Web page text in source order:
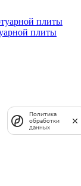
плиты
Политика
обработки
данных